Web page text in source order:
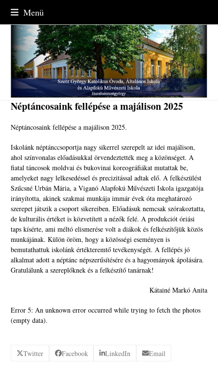
content
Menü
Néptáncosaink fellépése a majálison 2025
Néptáncosaink fellépése a majálison 2025.
Iskolánk néptánccsoportja nagy sikerrel szerepelt az idei majálison,
ahol színvonalas előadásukkal örvendeztették meg a közönséget. A
fiatal táncosok moldvai és bukovinai koreográfiákat mutattak be,
amelyeket nagy lelkesedéssel és precizitással adtak elő. A felkészülést
Szűcsné Urbán Mária, a Viganó Alapfokú Művészeti Iskola igazgatója
irányította, akinek szakmai munkája immár évek óta meghatározó
szerepet játszik a csoport sikereiben. Előadásuk nemcsak szórakoztatta,
de kulturális értéket is közvetített a nézők felé. A produkciót óriási
taps kísérte, ami méltó elismerése volt a diákok és felkészítőjük közös
munkájának. Külön öröm, hogy a közösségi eseményen is
bemutathattuk iskolánk értékteremtő tevékenységét. A fellépés jó
alkalmat adott a néptánc népszerűsítésére és a hagyományok ápolására.
Gratulálunk a szereplőknek és a felkészítő tanárnak!
Kátainé Markó Anita
Error 5: An unknown error occurred while trying to fetch the photos
(empty data).
Twitter Facebook LinkedIn Email